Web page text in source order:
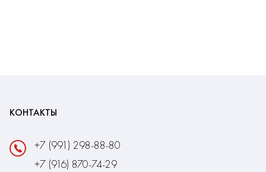
КОНТАКТЫ
+7 (991) 298-88-80
+7 (916) 870-74-29